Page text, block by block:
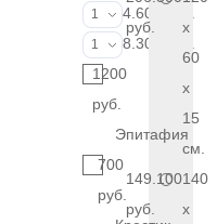
Фотокерамика
1
4.600 руб.
Фото на
1
8.300 руб.
1200
руб.
Эпитафия
700
руб.
руб.
x
60
x
15
см.
149.100
руб.
140
x